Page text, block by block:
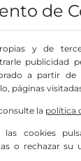
brusco
el
de
y de
publicidad
a partir de
páginas
la política
las cookies
o rechazar su